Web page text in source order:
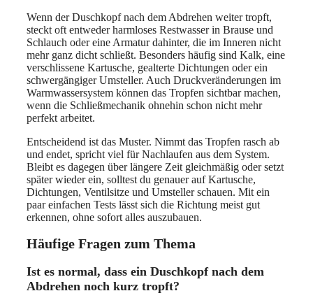
Wenn der Duschkopf nach dem Abdrehen weiter tropft,
steckt oft entweder harmloses Restwasser in Brause und
Schlauch oder eine Armatur dahinter, die im Inneren nicht
mehr ganz dicht schließt. Besonders häufig sind Kalk, eine
verschlissene Kartusche, gealterte Dichtungen oder ein
schwergängiger Umsteller. Auch Druckveränderungen im
Warmwassersystem können das Tropfen sichtbar machen,
wenn die Schließmechanik ohnehin schon nicht mehr
perfekt arbeitet.
Entscheidend ist das Muster. Nimmt das Tropfen rasch ab
und endet, spricht viel für Nachlaufen aus dem System.
Bleibt es dagegen über längere Zeit gleichmäßig oder setzt
später wieder ein, solltest du genauer auf Kartusche,
Dichtungen, Ventilsitze und Umsteller schauen. Mit ein
paar einfachen Tests lässt sich die Richtung meist gut
erkennen, ohne sofort alles auszubauen.
Häufige Fragen zum Thema
Ist es normal, dass ein Duschkopf nach dem
Abdrehen noch kurz tropft?